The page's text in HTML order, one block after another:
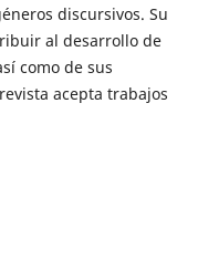
discursivos. Su
al desarrollo de
como de sus
acepta trabajos